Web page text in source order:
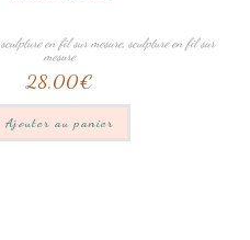
sculpture en fil sur mesure, sculpture en fil sur
mesure
28,00€
Ajouter au panier